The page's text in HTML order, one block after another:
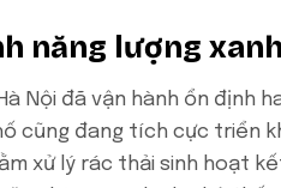
năng lượng
Nội đã vận hành ổn định
cũng đang tích cực triển
xử lý rác thải sinh hoạt